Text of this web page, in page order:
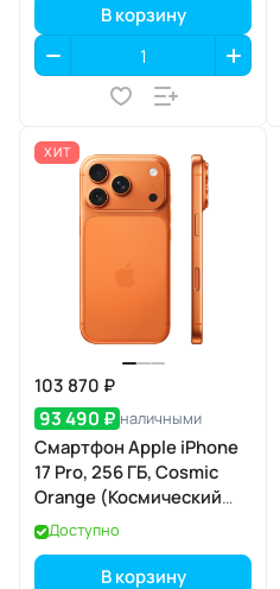
В корзину
ХИТ
103 870 ₽
93 490 ₽ наличными
Смартфон Apple iPhone
17 Pro, 256 ГБ, Cosmic
Orange (Космический
оранжевый) Dual eSIM
Доступно
В корзину